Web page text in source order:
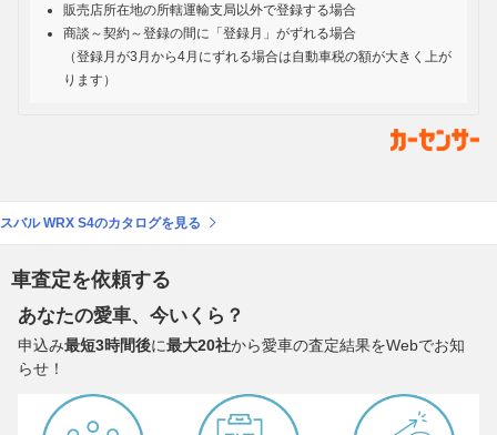
販売店所在地の所轄運輸支局以外で登録する場合
商談～契約～登録の間に「登録月」がずれる場合
（登録月が3月から4月にずれる場合は自動車税の額が大きく上が
ります）
スバル WRX S4のカタログを見る
車査定を依頼する
あなたの愛車、今いくら？
申込み最短3時間後に最大20社から愛車の査定結果をWebでお知
らせ！